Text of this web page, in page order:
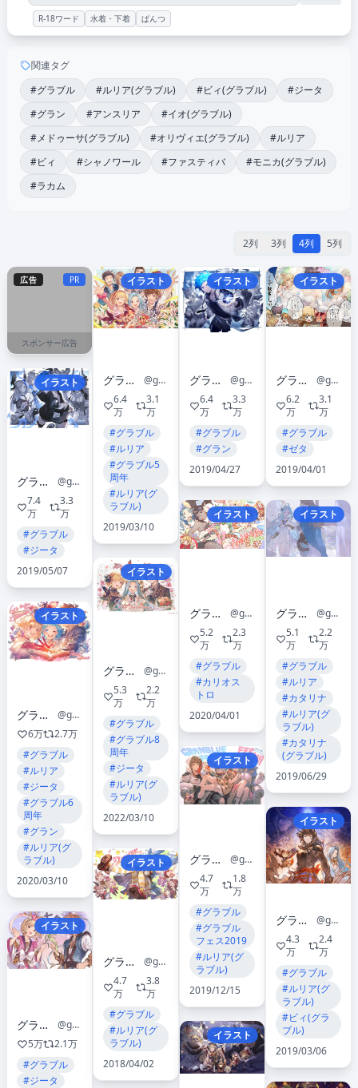
R-18ワード 水着・下着 ぱんつ
関連タグ
#グラブル
#ルリア(グラブル) #ビィ(グラブル)
#ジータ
#グラン
#アンスリア
#イオ(グラブル)
#メドゥーサ(グラブル)
#オリヴィエ(グラブル)
#ルリア
#ビィ
#シャノワール #ファスティバ
#モニカ(グラブル)
#ラカム
2列 3列 4列 5列
広告 PR
スポンサー広告
イラスト
グランブルーファンタジー
@granbluefantasy
7.4
万
3.3
万
#グラブル
#ジータ
2019/05/07
イラスト
グランブルーファンタジー
@granbluefantasy
6万
2.7万
#グラブル
#ルリア
#ジータ
#グラブル6
周年
#グラン
#ルリア(グ
ラブル)
2020/03/10
イラスト
グランブルーファンタジー
@granbluefantasy
5万
2.1万
#グラブル
#ジータ
イラスト
グランブルーファンタジー
@granbluefantasy
6.4
万
3.1
万
#グラブル
#ルリア
#グラブル5
周年
#ルリア(グ
ラブル)
2019/03/10
イラスト
グランブルーファンタジー
@granbluefantasy
5.3
万
2.2
万
#グラブル
#グラブル8
周年
#ジータ
#ルリア(グ
ラブル)
2022/03/10
イラスト
グランブルーファンタジー
@granbluefantasy
4.7
万
3.8
万
#グラブル
#ルリア(グ
ラブル)
2018/04/02
イラスト
グランブルーファンタジー
@granbluefantasy
6.4
万
3.3
万
#グラブル
#グラン
2019/04/27
イラスト
グランブルーファンタジー
@granbluefantasy
5.2
万
2.3
万
#グラブル
#カリオス
トロ
2020/04/01
イラスト
グランブルーファンタジー
@granbluefantasy
4.7
万
1.8
万
#グラブル
#グラブル
フェス2019
#ルリア(グ
ラブル)
2019/12/15
イラスト
イラスト
グランブルーファンタジー
@granbluefantasy
6.2
万
3.1
万
#グラブル
#ゼタ
2019/04/01
イラスト
グランブルーファンタジー
@granbluefantasy
5.1
万
2.2
万
#グラブル
#ルリア
#カタリナ
#ルリア(グ
ラブル)
#カタリナ
(グラブル)
2019/06/29
イラスト
グランブルーファンタジー
@granbluefantasy
4.3
万
2.4
万
#グラブル
#ルリア(グ
ラブル)
#ビィ(グラ
ブル)
2019/03/06